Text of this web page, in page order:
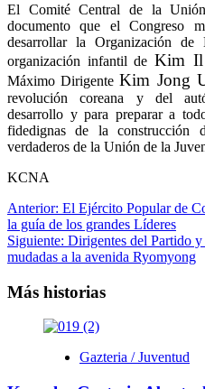
El Comité Central de la
documento que el Congreso
desarrollar la Organización
organización infantil de Kim Il
Máximo Dirigente Kim Jong
revolución coreana y del
desarrollo y para preparar a
fidedignas de la construcción
verdaderos de la Unión de la
KCNA
Navegación
de
entradas
Anterior: El Ejército Popular de
la guía de los grandes Líderes
Siguiente: Dirigentes del Partido
mudadas a la avenida Ryomyong
Más historias
Gazteria / Juventud